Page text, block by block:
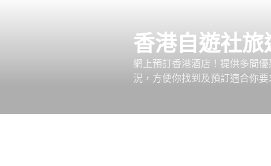
香港自遊社旅
網上預訂香港酒店！提供多間
況，方便你找到及預訂適合你